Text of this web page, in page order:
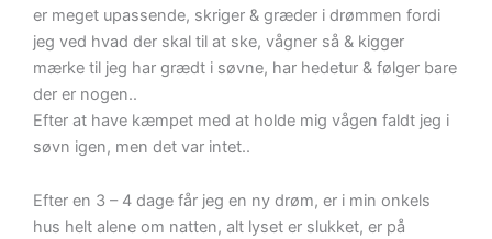
er meget upassende, skriger & græder i drømmen fordi
jeg ved hvad der skal til at ske, vågner så & kigger
mærke til jeg har grædt i søvne, har hedetur & følger bare
der er nogen..
Efter at have kæmpet med at holde mig vågen faldt jeg i
søvn igen, men det var intet..
Efter en 3 – 4 dage får jeg en ny drøm, er i min onkels
hus helt alene om natten, alt lyset er slukket, er på